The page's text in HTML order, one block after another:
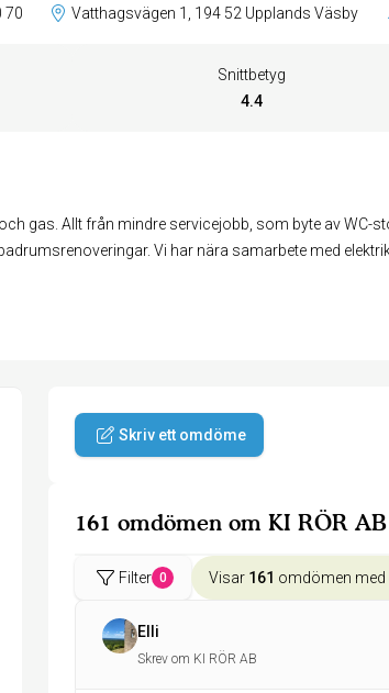
70 Vatthagsvägen 1, 194 52 Upplands Väsby
Snittbetyg
4.4
gas. Allt från mindre servicejobb, som byte av WC-
Vi har nära samarbete med
Skriv ett omdöme
161 omdömen om KI RÖR AB
Filter 0 Visar 161 omdömen med
Elli
Skrev om KI RÖR AB